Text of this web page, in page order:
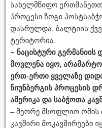
სახელმწიფო
პროცესი ზოგი
დასრულდა, ბალტიის
ტერიტორია.
– ნაცისტური
მოვლენა იყო,
ერთ-ერთი ყველაზე
ნიუნბერგის პროცესის
ამერიკა და საბჭოთა
– მეორე მსოფლიო ომის
კავშირი მოკავშირეები